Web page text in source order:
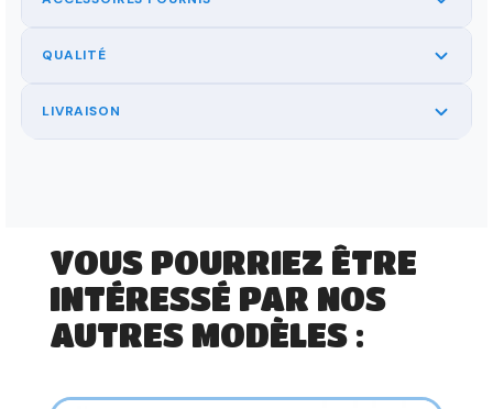
QUALITÉ
LIVRAISON
VOUS POURRIEZ ÊTRE
INTÉRESSÉ PAR NOS
AUTRES MODÈLES :